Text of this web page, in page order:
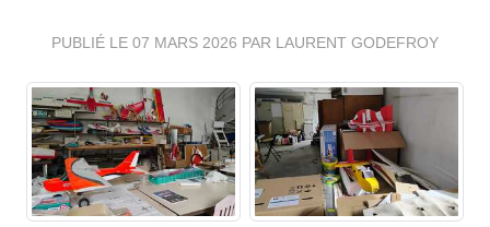
PUBLIÉ LE 07 MARS 2026 PAR LAURENT GODEFROY